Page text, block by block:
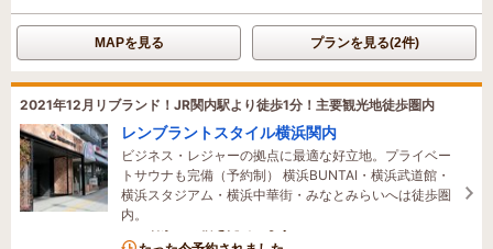
MAPを見る プランを見る(2件)
2021年12月リブランド！JR関内駅より徒歩1分！主要観光地徒歩圏内
レンブラントスタイル横浜関内
ビジネス・レジャーの拠点に最適な好立地。プライベー
トサウナも完備（予約制） 横浜BUNTAI・横浜武道館・
横浜スタジアム・横浜中華街・みなとみらいへは徒歩圏
内。
3名がこの宿を見ています